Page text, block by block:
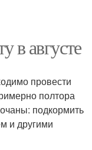
в августе
провести
полтора
подкормить
и другими